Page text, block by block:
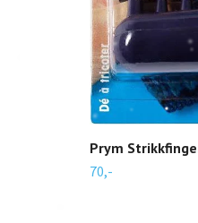
Prym
70,-